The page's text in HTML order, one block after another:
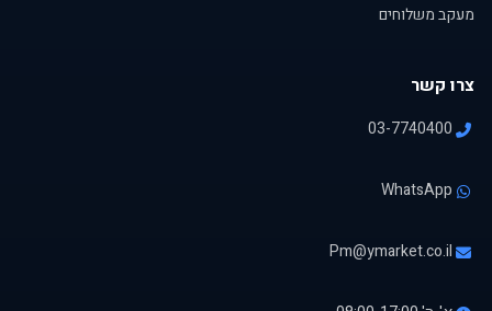
מעקב משלוחים
צרו קשר
03-7740400
WhatsApp
Pm@ymarket.co.il